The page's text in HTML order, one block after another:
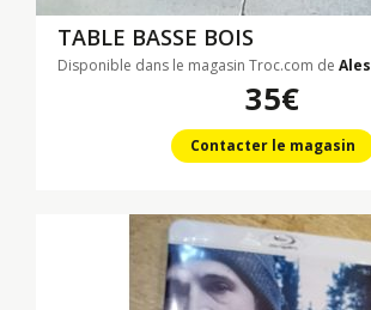
TABLE BASSE BOIS
Disponible dans le magasin Troc.com de Ales
35€
Contacter le magasin